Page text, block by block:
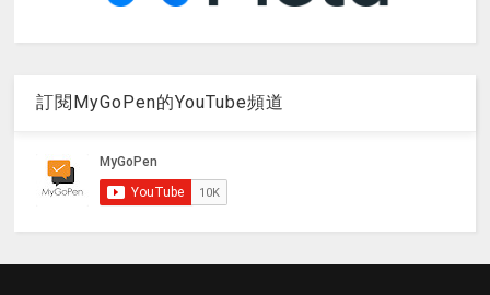
訂閱MyGoPen的YouTube頻道